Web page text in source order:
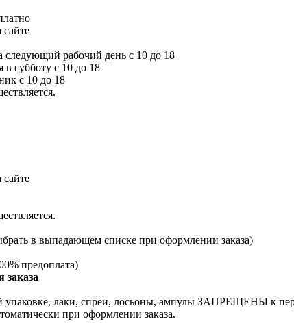
следующий рабочий день с 10 до 18
в субботу с 10 до 18
с 10 до 18
в выпадающем списке при оформлении заказа)
предоплата)
заказа
упаковке, лаки, спреи, лосьоны, ампулы ЗАПРЕЩЕНЫ к
при оформлении заказа.